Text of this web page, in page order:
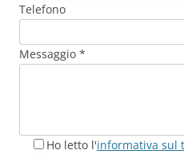
Telefono
Messaggio *
Ho letto l'informativa sul